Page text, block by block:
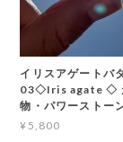
イリスアゲートバ
03◇Iris agate ◇
物・パワーストー
¥5,800